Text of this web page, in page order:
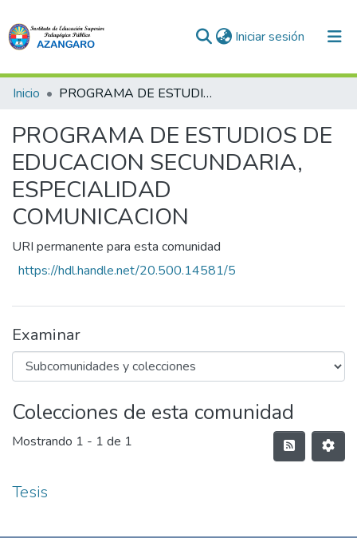
Iniciar sesión (current)
Comunidades
Estadísticas
Inicio PROGRAMA DE ESTUDIOS DE EDUCACION SECUNDARIA, ESPECIALIDAD COMUNICACION
PROGRAMA DE ESTUDIOS DE
EDUCACION SECUNDARIA,
ESPECIALIDAD
COMUNICACION
URI permanente para esta comunidad
https://hdl.handle.net/20.500.14581/5
Examinar
Colecciones de esta comunidad
Mostrando 1 - 1 de 1
Tesis